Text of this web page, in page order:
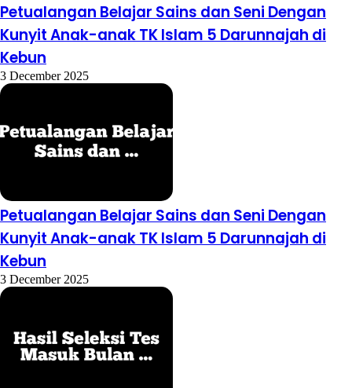
Petualangan Belajar Sains dan Seni Dengan
Kunyit Anak-anak TK Islam 5 Darunnajah di
Kebun
3 December 2025
Petualangan Belajar Sains dan Seni Dengan
Kunyit Anak-anak TK Islam 5 Darunnajah di
Kebun
3 December 2025